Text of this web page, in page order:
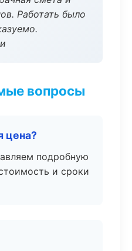
Работать было
вопросы
цена?
подробную
и сроки